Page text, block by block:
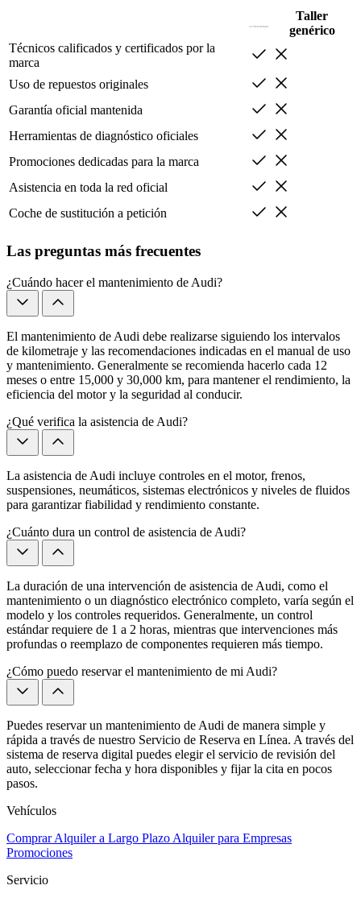
Taller
genérico
Técnicos calificados y certificados por la
marca
Uso de repuestos originales
Garantía oficial mantenida
Herramientas de diagnóstico oficiales
Promociones dedicadas para la marca
Asistencia en toda la red oficial
Coche de sustitución a petición
Las preguntas más frecuentes
¿Cuándo hacer el mantenimiento de Audi?
El mantenimiento de Audi debe realizarse siguiendo los intervalos
de kilometraje y las recomendaciones indicadas en el manual de uso
y mantenimiento. Generalmente se recomienda hacerlo cada 12
meses o entre 15,000 y 30,000 km, para mantener el rendimiento, la
eficiencia del motor y la seguridad al conducir.
¿Qué verifica la asistencia de Audi?
La asistencia de Audi incluye controles en el motor, frenos,
suspensiones, neumáticos, sistemas electrónicos y niveles de fluidos
para garantizar fiabilidad y rendimiento constante.
¿Cuánto dura un control de asistencia de Audi?
La duración de una intervención de asistencia de Audi, como el
mantenimiento o un diagnóstico electrónico completo, varía según el
modelo y los controles requeridos. Generalmente, un control
estándar requiere de 1 a 2 horas, mientras que intervenciones más
profundas o reemplazo de componentes requieren más tiempo.
¿Cómo puedo reservar el mantenimiento de mi Audi?
Puedes reservar un mantenimiento de Audi de manera simple y
rápida a través de nuestro Servicio de Reserva en Línea. A través del
sistema de reserva digital puedes elegir el servicio de revisión del
auto, seleccionar fecha y hora disponibles y fijar la cita en pocos
pasos.
Vehículos
ComprarAlquiler a Largo Plazo Alquiler para Empresas
Promociones
Servicio